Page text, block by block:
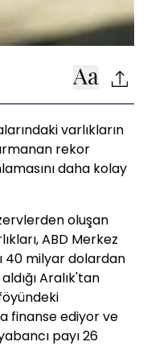
varlıkların
rekor
daha kolay
oluşan
ABD Merkez
40 milyar dolardan
Aralık'tan
finanse ediyor ve
payı 26